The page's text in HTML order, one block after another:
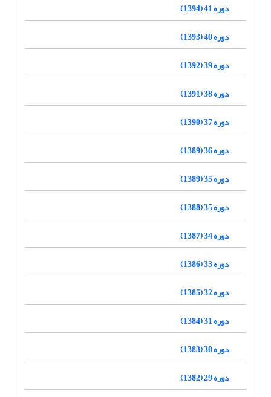
دوره 41 (1394)
دوره 40 (1393)
دوره 39 (1392)
دوره 38 (1391)
دوره 37 (1390)
دوره 36 (1389)
دوره 35 (1389)
دوره 35 (1388)
دوره 34 (1387)
دوره 33 (1386)
دوره 32 (1385)
دوره 31 (1384)
دوره 30 (1383)
دوره 29 (1382)